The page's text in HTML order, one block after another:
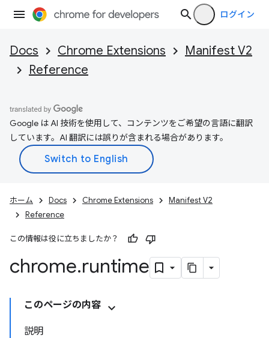
ログイン
Docs Chrome Extensions
Manifest V2
Reference
Google は AI 技術を使用して、コンテンツをご希望の言語に翻訳
しています。AI 翻訳には誤りが含まれる場合があります。
ホーム Docs Chrome Extensions
Manifest V2
Reference
この情報は役に立ちましたか？
chrome.runtime
このページの内容
説明